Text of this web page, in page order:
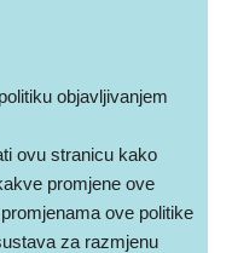
objavljivanjem
ovu stranicu kako
promjene ove
ove politike
za razmjenu